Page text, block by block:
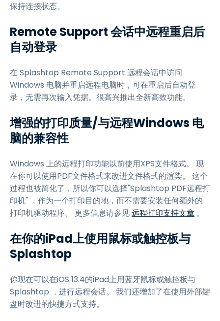
保持连接状态。
Remote Support 会话中远程重启后
自动登录
在 Splashtop Remote Support 远程会话中访问
Windows 电脑并重启远程电脑时，可在重启后自动登
录，无需再次输入凭据。很高兴推出全新高效功能。
增强的打印质量/与远程Windows 电
脑的兼容性
Windows 上的远程打印功能以前使用XPS文件格式。 现
在你可以使用PDF文件格式来改进文件格式的渲染。 这个
过程也被简化了，所以你可以选择"Splashtop PDF远程打
印机" ，作为一个打印目的地，而不需要安装任何额外的
打印机驱动程序。 更多信息请参见远程打印支持文章 。
在你的iPad上使用鼠标或触控板与
Splashtop
你现在可以在iOS 13.4的iPad上用蓝牙鼠标或触控板与
Splashtop ，进行远程会话。 我们还增加了在使用外部键
盘时改进的快捷方式支持。